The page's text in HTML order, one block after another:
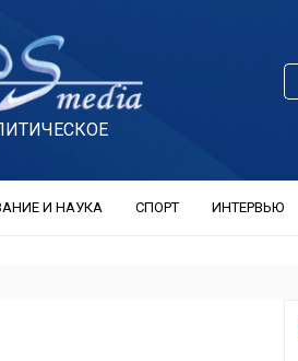
И НАУКА СПОРТ ИНТЕРВЬЮ